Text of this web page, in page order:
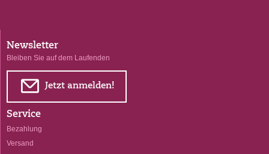
Newsletter
Bleiben Sie auf dem Laufenden
E Jetzt anmelden!
Service
Bezahlung
Versand